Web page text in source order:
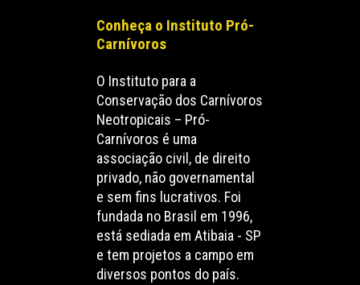
Conheça o Instituto Pró-
Carnívoros
O Instituto para a
Conservação dos Carnívoros
Neotropicais – Pró-
Carnívoros é uma
associação civil, de direito
privado, não governamental
e sem fins lucrativos. Foi
fundada no Brasil em 1996,
está sediada em Atibaia - SP
e tem projetos a campo em
diversos pontos do país.